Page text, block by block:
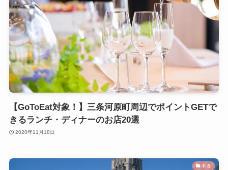
【GoToEat対象！】三条河原町周辺でポイントGETで
きるランチ・ディナーのお店20選
2020年11月18日
和食